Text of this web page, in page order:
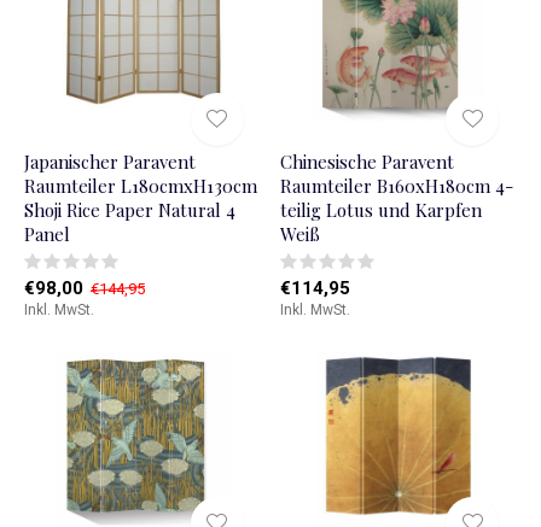
Japanischer Paravent
Raumteiler L180cmxH130cm
Shoji Rice Paper Natural 4
Panel
€98,00 €144,95
Inkl. MwSt.
Chinesische Paravent
Raumteiler B160xH180cm 4-
teilig Lotus und Karpfen
Weiß
€114,95
Inkl. MwSt.